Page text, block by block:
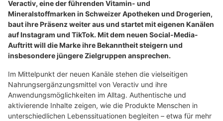
Veractiv, eine der führenden Vitamin- und
Mineralstoffmarken in Schweizer Apotheken und Drogerien,
baut ihre Präsenz weiter aus und startet mit eigenen Kanälen
auf Instagram und TikTok. Mit dem neuen Social-Media-
Auftritt will die Marke ihre Bekanntheit steigern und
insbesondere jüngere Zielgruppen ansprechen.
Im Mittelpunkt der neuen Kanäle stehen die vielseitigen
Nahrungsergänzungsmittel von Veractiv und ihre
Anwendungsmöglichkeiten im Alltag. Authentische und
aktivierende Inhalte zeigen, wie die Produkte Menschen in
unterschiedlichen Lebenssituationen begleiten – etwa für mehr